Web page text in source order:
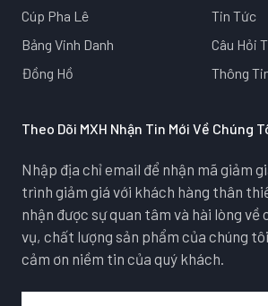
Cúp Pha Lê
Bảng Vinh Danh
Đồng Hồ
Tin Tức
Câu Hỏi
Thông
Theo Dõi MXH Nhận Tin Mới Về Chúng
Nhập địa chỉ email để nhận mã giảm
trình giảm giá với khách hàng thân
nhận được sự quan tâm và hài lòng về
vụ, chất lượng sản phẩm của chúng
cảm ơn niềm tin của quý khách.